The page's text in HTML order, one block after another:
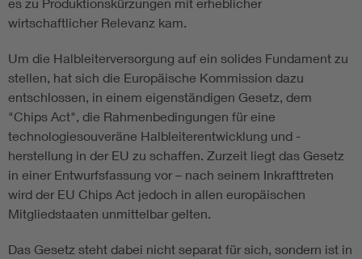
wirtschaftlicher Relevanz kam.
Um die Halbleiterversorgung auf ein solides Fundament zu
stellen, hat sich die Europäische Kommission dazu
entschlossen, in einem eigenständigen Gesetz, dem
"Chips Act", die Rahmenbedingungen für eine
technologiesouveräne Halbleiterentwicklung und -
herstellung in der EU zu schaffen. Zurzeit liegt das Gesetz
in einer Entwurfsfassung vor – nach seinem Inkrafttreten
wird der EU Chips Act jedoch in allen europäischen
Mitgliedstaaten unmittelbar gelten.
Das Gesetz steht dabei nicht separat für sich, sondern ist in